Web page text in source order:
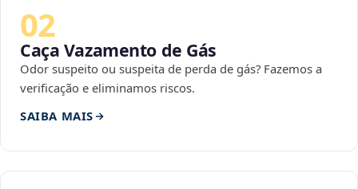
02
Caça Vazamento de Gás
Odor suspeito ou suspeita de perda de gás? Fazemos a
verificação e eliminamos riscos.
SAIBA MAIS